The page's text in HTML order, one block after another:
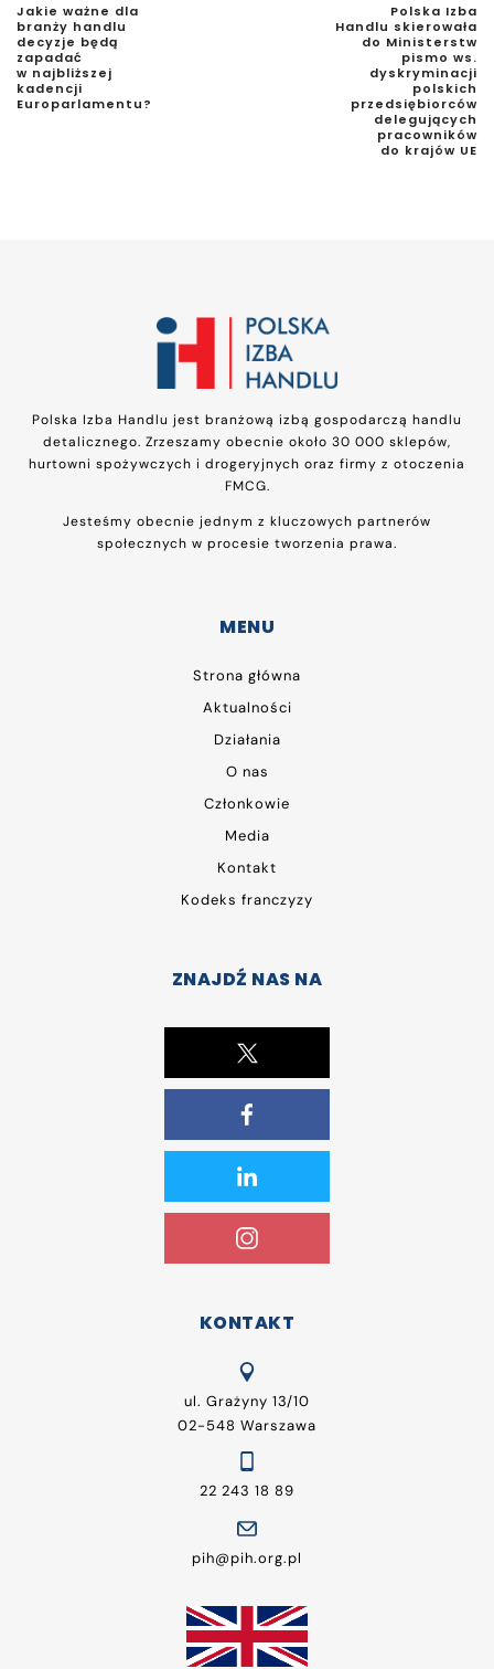
Jakie ważne dla
branży handlu
decyzje będą
zapadać
w najbliższej
kadencji
Europarlamentu?
Polska Izba
Handlu skierowała
do Ministerstw
pismo ws.
dyskryminacji
polskich
przedsiębiorców
delegujących
pracowników
do krajów UE
Polska Izba Handlu jest branżową izbą gospodarczą handlu
detalicznego. Zrzeszamy obecnie około 30 000 sklepów,
hurtowni spożywczych i drogeryjnych oraz firmy z otoczenia
FMCG.
Jesteśmy obecnie jednym z kluczowych partnerów
społecznych w procesie tworzenia prawa.
MENU
Strona główna
Aktualności
Działania
O nas
Członkowie
Media
Kontakt
Kodeks franczyzy
ZNAJDŹ NAS NA
KONTAKT
ul. Grażyny 13/10
02-548 Warszawa
22 243 18 89
pih@pih.org.pl